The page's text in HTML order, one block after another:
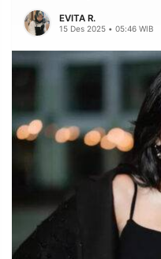
EDITORIAL
NASIONAL
PRIVACY BERITA
WARGA
INFORMASI
IKLAN
KIRIM
TULISAN
EVITA R.
15 Des 2025 • 05:46 WIB